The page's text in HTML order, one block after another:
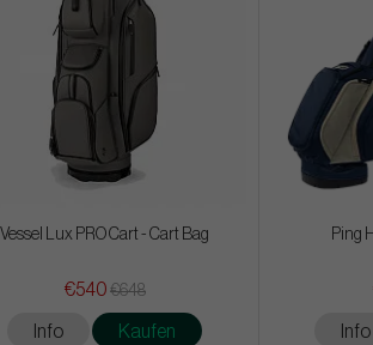
Vessel Lux PRO Cart - Cart Bag
€540 €648
Info Kaufen
Ping
Info